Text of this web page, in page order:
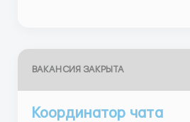
ВАКАНСИЯ ЗАКРЫТА
Координатор чата